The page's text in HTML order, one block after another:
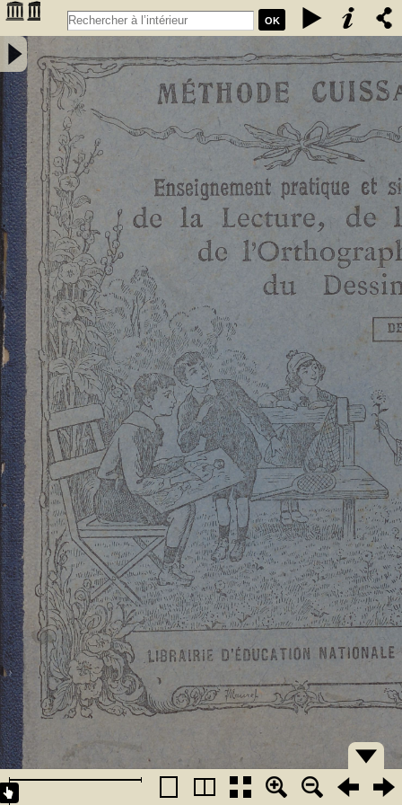
OK
Enseignement pratique et simultané de la lecture de l'écriture, de
l'orthographe et du dessin. Deuxième livret, Etude des sons et des
articulations composés : méthode rationnelle préparant les enfants à
la lecture expressive et à l'intelligence de la langue : contenant 76
vignettes et des notions élémentaires de dessin / par E. Cuissart,... ;
d'après la méthode de M. Lacabe,.... - [nouv. éd.] - Cuissart, Eugène
(1835-1896). Auteur